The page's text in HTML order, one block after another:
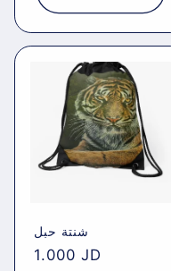
شنتة حبل
Regular
1.000 JD